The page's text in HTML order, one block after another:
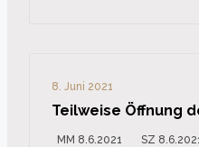
8. Juni 2021
Teilweise Öffnung
MM 8.6.2021 SZ